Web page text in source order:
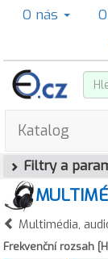
O nás
Katalog
Filtry a
Multimédia,
Frekvenční rozsah